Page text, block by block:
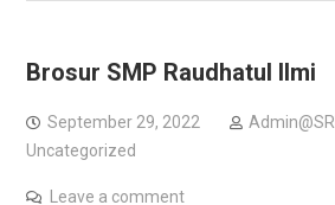
Brosur SMP Raudhatul Ilmi
September 29, 2022
Admin@SRI
Uncategorized
Leave a comment